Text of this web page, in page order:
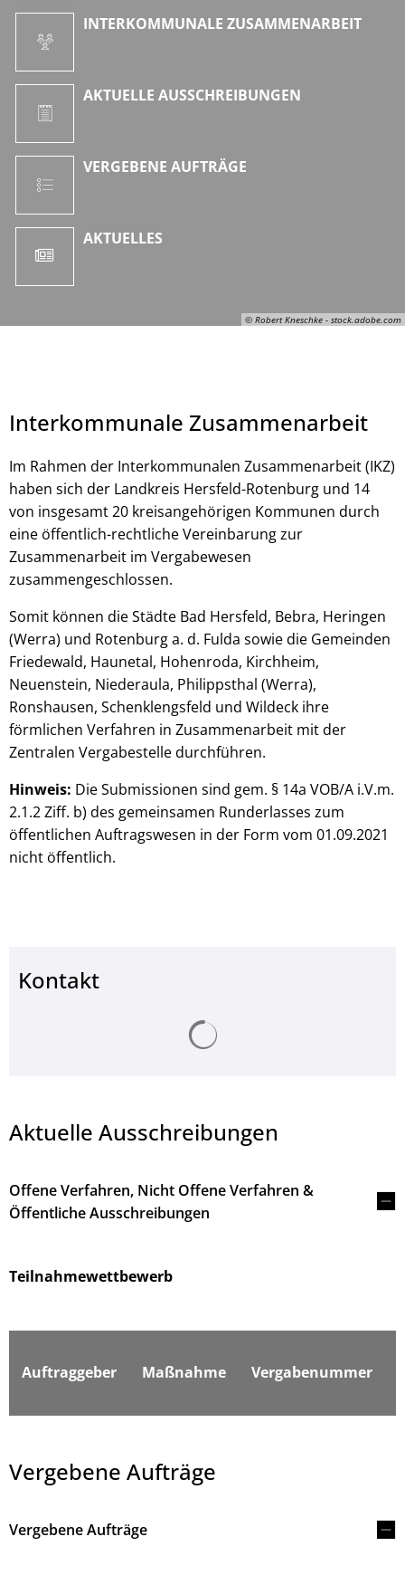
© Robert Kneschke - stock.adobe.com
INTERKOMMUNALE ZUSAMMENARBEIT
AKTUELLE AUSSCHREIBUNGEN
VERGEBENE AUFTRÄGE
AKTUELLES
Interkommunale Zusammenarbeit
Im Rahmen der Interkommunalen Zusammenarbeit (IKZ)
haben sich der Landkreis Hersfeld-Rotenburg und 14
von insgesamt 20 kreisangehörigen Kommunen durch
eine öffentlich-rechtliche Vereinbarung zur
Zusammenarbeit im Vergabewesen
zusammengeschlossen.
Somit können die Städte Bad Hersfeld, Bebra, Heringen
(Werra) und Rotenburg a. d. Fulda sowie die Gemeinden
Friedewald, Haunetal, Hohenroda, Kirchheim,
Neuenstein, Niederaula, Philippsthal (Werra),
Ronshausen, Schenklengsfeld und Wildeck ihre
förmlichen Verfahren in Zusammenarbeit mit der
Zentralen Vergabestelle durchführen.
Hinweis: Die Submissionen sind gem. § 14a VOB/A i.V.m.
2.1.2 Ziff. b) des gemeinsamen Runderlasses zum
öffentlichen Auftragswesen in der Form vom 01.09.2021
nicht öffentlich.
Kontakt
Aktuelle Ausschreibungen
Offene Verfahren, Nicht Offene Verfahren &
Öffentliche Ausschreibungen
Teilnahmewettbewerb
Auftraggeber Maßnahme Vergabenummer
Vergebene Aufträge
Vergebene Aufträge